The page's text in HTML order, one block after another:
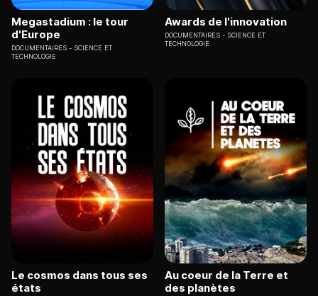
Megastadium : le tour
d'Europe
DOCUMENTAIRES
SCIENCE ET
TECHNOLOGIE
Awards de l'innovation
DOCUMENTAIRES
SCIENCE ET
TECHNOLOGIE
Le cosmos dans tous ses
états
Au coeur de la Terre et
des planètes